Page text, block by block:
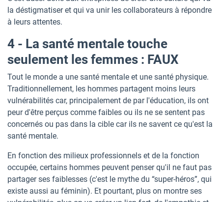
la déstigmatiser et qui va unir les collaborateurs à répondre
à leurs attentes.
4 - La santé mentale touche
seulement les femmes : FAUX
Tout le monde a une santé mentale et une santé physique.
Traditionnellement, les hommes partagent moins leurs
vulnérabilités car, principalement de par l'éducation, ils ont
peur d'être perçus comme faibles ou ils ne se sentent pas
concernés ou pas dans la cible car ils ne savent ce qu'est la
santé mentale.
En fonction des milieux professionnels et de la fonction
occupée, certains hommes peuvent penser qu'il ne faut pas
partager ses faiblesses (c'est le mythe du “super-héros”, qui
existe aussi au féminin). Et pourtant, plus on montre ses